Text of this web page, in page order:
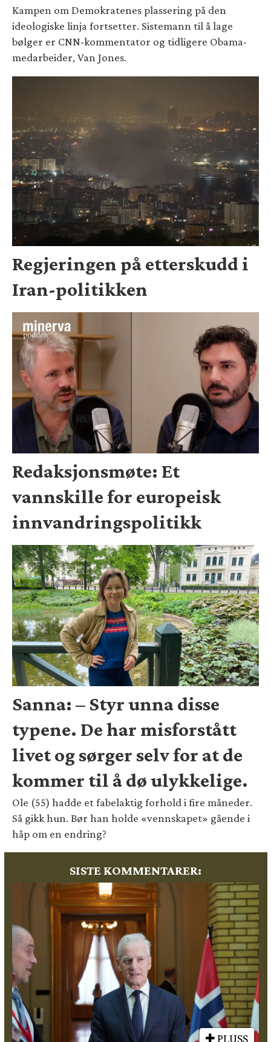
Kampen om Demokratenes plassering på den
ideologiske linja fortsetter. Sistemann til å lage
bølger er CNN-kommentator og tidligere Obama-
medarbeider, Van Jones.
Regjeringen på etterskudd i
Iran-politikken
Redaksjonsmøte: Et
vannskille for europeisk
innvandringspolitikk
Sanna: – Styr unna disse
typene. De har misforstått
livet og sørger selv for at de
kommer til å dø ulykkelige.
Ole (55) hadde et fabelaktig forhold i fire måneder.
Så gikk hun. Bør han holde «vennskapet» gående i
håp om en endring?
SISTE KOMMENTARER:
PLUSS